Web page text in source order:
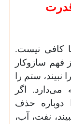
قدرت
کافی نیست.
فهم سازوکار
نبیند، ستم را
اگر
دوباره حذف
نفت، آب،